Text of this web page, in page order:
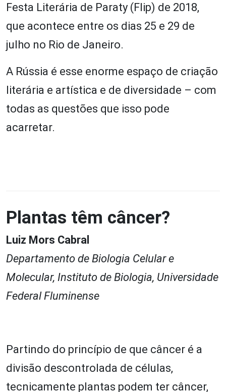
Festa Literária de Paraty (Flip) de 2018,
que acontece entre os dias 25 e 29 de
julho no Rio de Janeiro.
A Rússia é esse enorme espaço de criação
literária e artística e de diversidade – com
todas as questões que isso pode
acarretar.
Plantas têm câncer?
Luiz Mors Cabral
Departamento de Biologia Celular e
Molecular, Instituto de Biologia, Universidade
Federal Fluminense
Partindo do princípio de que câncer é a
divisão descontrolada de células,
tecnicamente plantas podem ter câncer,